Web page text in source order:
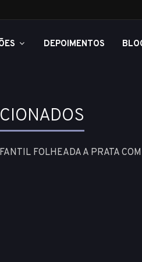
DEPOIMENTOS
FOLHEADA A PRATA